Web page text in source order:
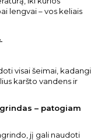
lengvai – vos keliais
visai šeimai, kadangi
karšto vandens ir
– patogiam
jį gali naudoti